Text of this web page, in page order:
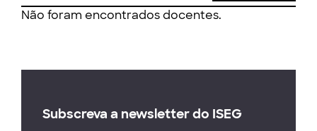
Não foram encontrados docentes.
Subscreva a newsletter do ISEG